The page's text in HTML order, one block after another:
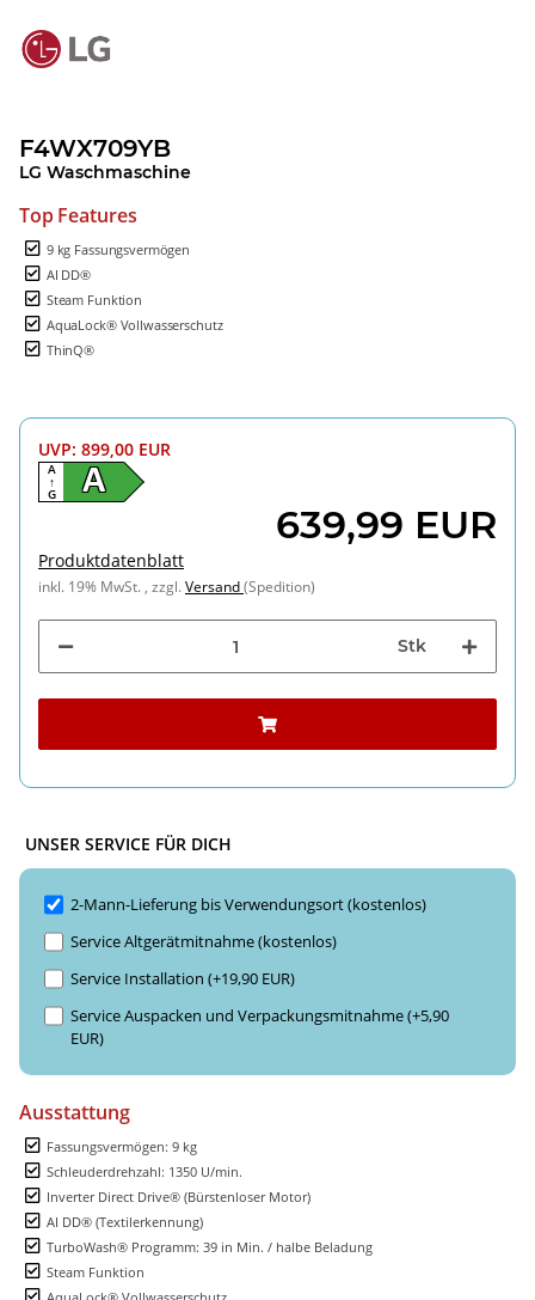
F4WX709YB
LG Waschmaschine
Top Features
9 kg Fassungsvermögen
AI DD®
Steam Funktion
AquaLock® Vollwasserschutz
ThinQ®
UVP: 899,00 EUR
A
A
↑
G
639,99 EUR
Produktdatenblatt
inkl. 19% MwSt. , zzgl.Versand(Spedition)
Stk
UNSER SERVICE FÜR DICH
2-Mann-Lieferung bis Verwendungsort (kostenlos)
Service Altgerätmitnahme (kostenlos)
Service Installation (+19,90 EUR)
Service Auspacken und Verpackungsmitnahme (+5,90
EUR)
Ausstattung
Fassungsvermögen: 9 kg
Schleuderdrehzahl: 1350 U/min.
Inverter Direct Drive® (Bürstenloser Motor)
AI DD® (Textilerkennung)
TurboWash® Programm: 39 in Min. / halbe Beladung
Steam Funktion